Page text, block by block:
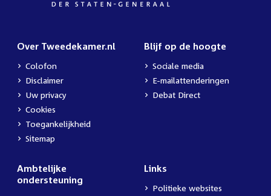
Over Tweedekamer.nl
Colofon
Disclaimer
Uw privacy
Cookies
Toegankelijkheid
Sitemap
Blijf op de hoogte
Sociale media
E-mailattenderingen
Debat Direct
Ambtelijke
ondersteuning
Links
Politieke websites